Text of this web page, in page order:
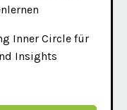
Inner Circle für
Insights